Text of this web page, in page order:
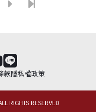
款隱私權政策
RIGHTS RESERVED